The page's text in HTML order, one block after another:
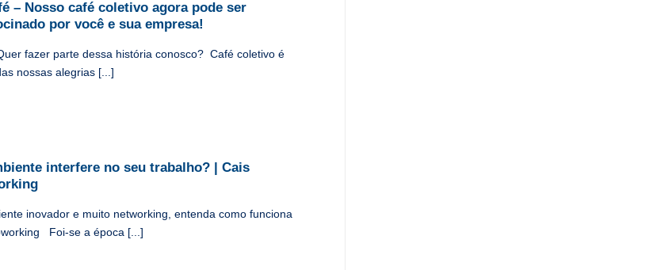
– Nosso café coletivo agora pode ser
por você e sua empresa!
fazer parte dessa história conosco? Café coletivo é
nossas alegrias [...]
interfere no seu trabalho? | Cais
inovador e muito networking, entenda como funciona
Foi-se a época [...]